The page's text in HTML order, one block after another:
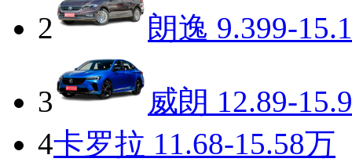
2 朗逸 9.399-
3 威朗 12.89-
4卡罗拉 11.68-15.58万